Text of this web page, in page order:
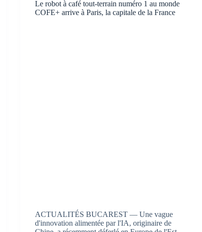
Le robot à café tout-terrain numéro 1 au monde
COFE+ arrive à Paris, la capitale de la France
ACTUALITÉS BUCAREST — Une vague
d'innovation alimentée par l'IA, originaire de